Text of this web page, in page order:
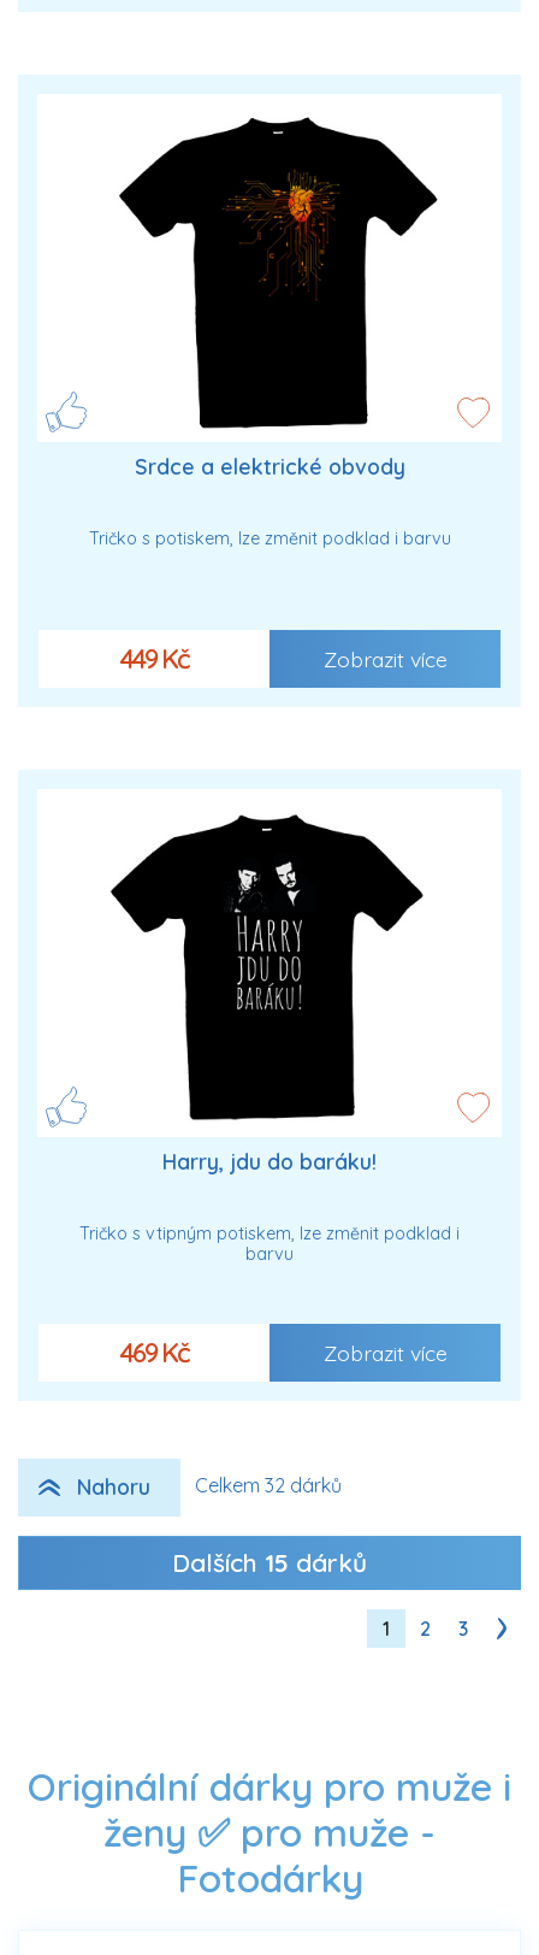
Srdce a elektrické obvody
Tričko s potiskem, lze změnit podklad i barvu
449 Kč Zobrazit více
Harry, jdu do baráku!
Tričko s vtipným potiskem, lze změnit podklad i
barvu
469 Kč Zobrazit více
Nahoru Celkem 32 dárků
Dalších 15 dárků
1 2 3
Originální dárky pro muže i
ženy ✅ pro muže -
Fotodárky